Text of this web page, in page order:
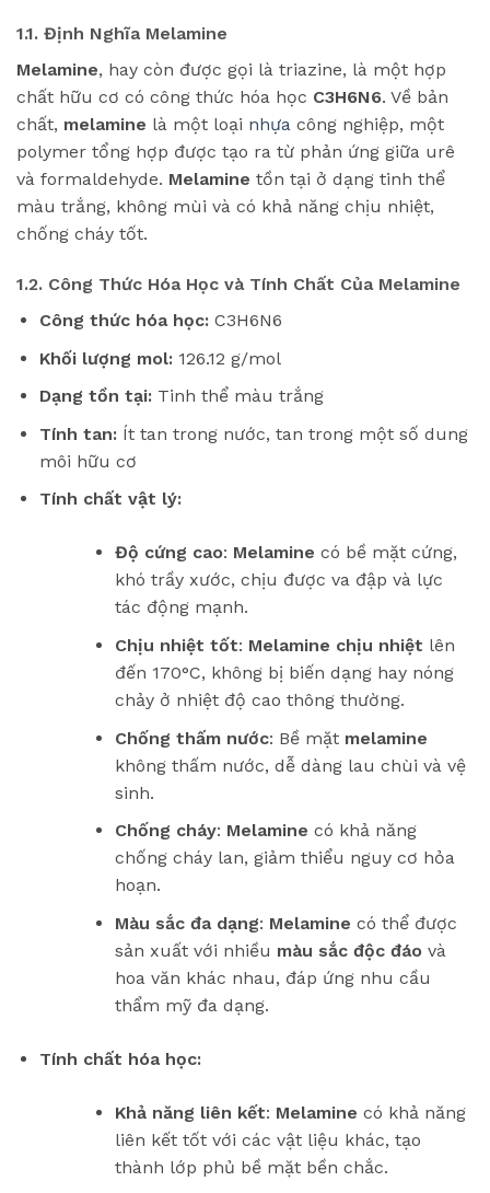
1.1. Định Nghĩa Melamine
Melamine, hay còn được gọi là triazine, là một hợp
chất hữu cơ có công thức hóa học C3H6N6. Về bản
chất, melamine là một loại nhựa công nghiệp, một
polymer tổng hợp được tạo ra từ phản ứng giữa urê
và formaldehyde. Melamine tồn tại ở dạng tinh thể
màu trắng, không mùi và có khả năng chịu nhiệt,
chống cháy tốt.
1.2. Công Thức Hóa Học và Tính Chất Của Melamine
Công thức hóa học:C3H6N6
Khối lượng mol:126.12 g/mol
Dạng tồn tại:Tinh thể màu trắng
Tính tan:Ít tan trong nước, tan trong một số dung
môi hữu cơ
Tính chất vật lý:
Độ cứng cao: Melamine có bề mặt cứng,
khó trầy xước, chịu được va đập và lực
tác động mạnh.
Chịu nhiệt tốt: Melamine chịu nhiệt lên
đến 170°C, không bị biến dạng hay nóng
chảy ở nhiệt độ cao thông thường.
Chống thấm nước: Bề mặt melamine
không thấm nước, dễ dàng lau chùi và vệ
sinh.
Chống cháy: Melamine có khả năng
chống cháy lan, giảm thiểu nguy cơ hỏa
hoạn.
Màu sắc đa dạng: Melamine có thể được
sản xuất với nhiều màu sắc độc đáovà
hoa văn khác nhau, đáp ứng nhu cầu
thẩm mỹ đa dạng.
Tính chất hóa học:
Khả năng liên kết: Melamine có khả năng
liên kết tốt với các vật liệu khác, tạo
thành lớp phủ bề mặt bền chắc.